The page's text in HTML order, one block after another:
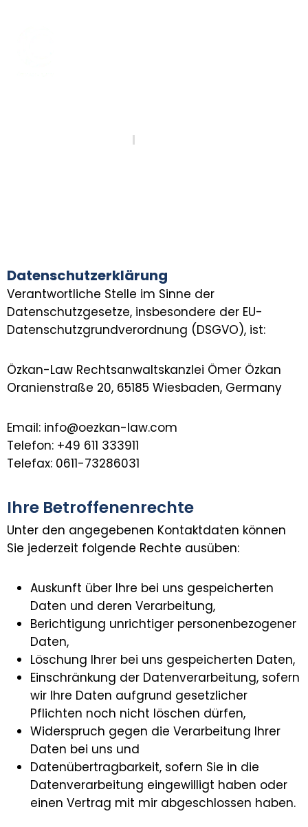
Datenschutzerklärung
Verantwortliche Stelle im Sinne der
Datenschutzgesetze, insbesondere der EU-
Datenschutzgrundverordnung (DSGVO), ist:
Özkan-Law Rechtsanwaltskanzlei Ömer Özkan
Oranienstraße 20, 65185 Wiesbaden, Germany
Email: info@oezkan-law.com
Telefon: +49 611 333911
Telefax: 0611-73286031
Ihre Betroffenenrechte
Unter den angegebenen Kontaktdaten können
Sie jederzeit folgende Rechte ausüben:
Auskunft über Ihre bei uns gespeicherten
Daten und deren Verarbeitung,
Berichtigung unrichtiger personenbezogener
Daten,
Löschung Ihrer bei uns gespeicherten Daten,
Einschränkung der Datenverarbeitung, sofern
wir Ihre Daten aufgrund gesetzlicher
Pflichten noch nicht löschen dürfen,
Widerspruch gegen die Verarbeitung Ihrer
Daten bei uns und
Datenübertragbarkeit, sofern Sie in die
Datenverarbeitung eingewilligt haben oder
einen Vertrag mit mir abgeschlossen haben.